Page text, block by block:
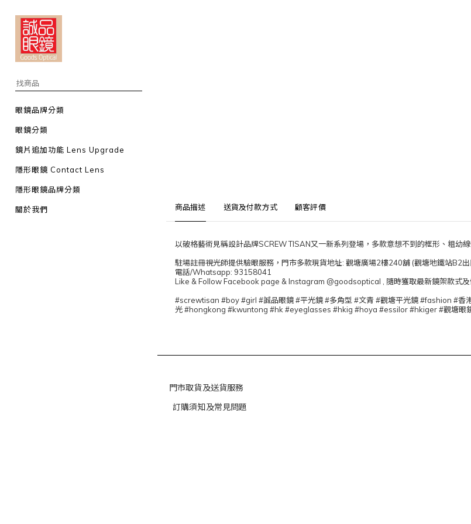
眼鏡品牌分類
眼鏡分類
鏡片追加功能 Lens Upgrade
隱形眼鏡 Contact Lens
隱形眼鏡品牌分類
關於我們 商品描述 送貨及付款方式 顧客評價
以破格藝術見稱設計品牌SCREW TISAN又一新系列登場，多款意想不到的框形、粗幼
駐場註冊視光師提供驗眼服務，門市多款現貨地址: 觀塘廣場2樓240舖 (觀塘地鐵站B2
電話/Whatsapp: 93158041
Like & Follow Facebook page & Instagram @goodsoptical , 隨時獲取最新鏡架款式及
#screwtisan #boy #girl #誠品眼鏡 #平光鏡 #多角型 #文青 #觀塘平光鏡 #fashion #香
光 #hongkong #kwuntong #hk #eyeglasses #hkig #hoya #essilor #hkiger #觀塘眼
門市取貨及送貨服務
訂購須知及常見問題